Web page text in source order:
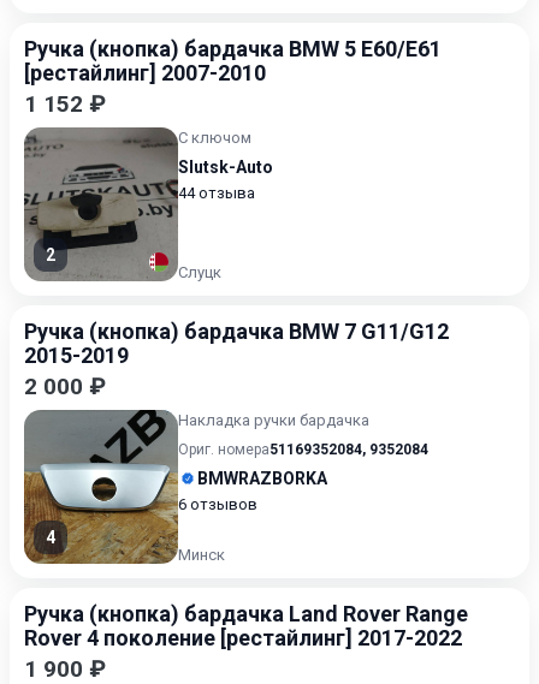
Ручка (кнопка) бардачка BMW 5 E60/E61
[рестайлинг] 2007-2010
1 152 ₽
2
С ключом
Slutsk-Auto
44 отзыва
Слуцк
Ручка (кнопка) бардачка BMW 7 G11/G12
2015-2019
2 000 ₽
4
Накладка ручки бардачка
Ориг. номера51169352084, 9352084
BMWRAZBORKA
6 отзывов
Минск
Ручка (кнопка) бардачка Land Rover Range
Rover 4 поколение [рестайлинг] 2017-2022
1 900 ₽